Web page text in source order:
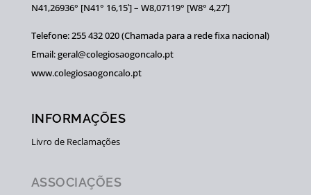
N41,26936° [N41° 16,15ʹ] – W8,07119° [W8° 4,27ʹ]
Telefone: 255 432 020 (Chamada para a rede fixa nacional)
Email: geral@colegiosaogoncalo.pt
www.colegiosaogoncalo.pt
INFORMAÇÕES
Livro de Reclamações
ASSOCIAÇÕES